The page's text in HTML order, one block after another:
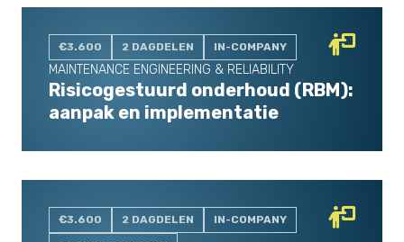
€3.600 2 DAGDELEN IN-COMPANY
MAINTENANCE ENGINEERING & RELIABILITY
Risicogestuurd onderhoud (RBM):
aanpak en implementatie
€3.600 2 DAGDELEN IN-COMPANY